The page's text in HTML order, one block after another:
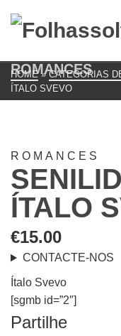
ROMANCES
HOME » CATEGORIAS
ÍTALO SVEVO
ROMANCES
ÍTALO
€15.00
CONTACTE-NOS
Ítalo Svevo
[sgmb id=”2″]
Partilhe